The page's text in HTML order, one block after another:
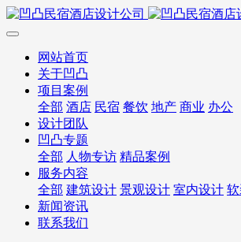
网站首页
关于凹凸
项目案例
全部 酒店 民宿 餐饮 地产 商业 办公
设计团队
凹凸专题
全部 人物专访 精品案例
服务内容
全部 建筑设计 景观设计 室内设计
新闻资讯
联系我们